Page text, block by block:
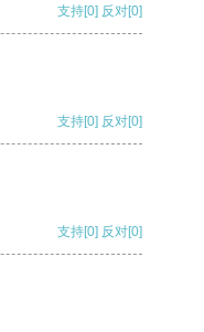
支持[0] 反对[0]
支持[0] 反对[0]
支持[0] 反对[0]